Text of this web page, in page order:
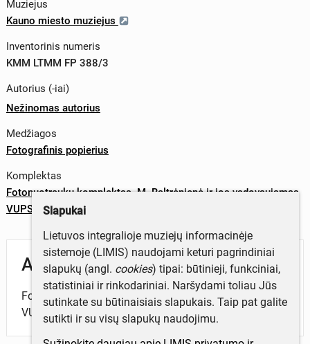
Muziejus
Kauno miesto muziejus
Inventorinis numeris
KMM LTMM FP 388/3
Autorius (-iai)
Nežinomas autorius
Medžiagos
Fotografinis popierius
Komplektas
Fotonuotraukų komplektas. M. Baltrėnienė ir jos vadovaujamas
VUPS etnografinis ansamblis
Aprašymas
Fotonuotrauka. M. Baltrėnienė ir jos vadovaujamas
VUPS etnografinis ansamblis.
Slapukai
Lietuvos integralioje muziejų informacinėje
sistemoje (LIMIS) naudojami keturi pagrindiniai
slapukų (angl. cookies) tipai: būtinieji, funkciniai,
statistiniai ir rinkodariniai. Naršydami toliau Jūs
sutinkate su būtinaisiais slapukais. Taip pat galite
sutikti ir su visų slapukų naudojimu.